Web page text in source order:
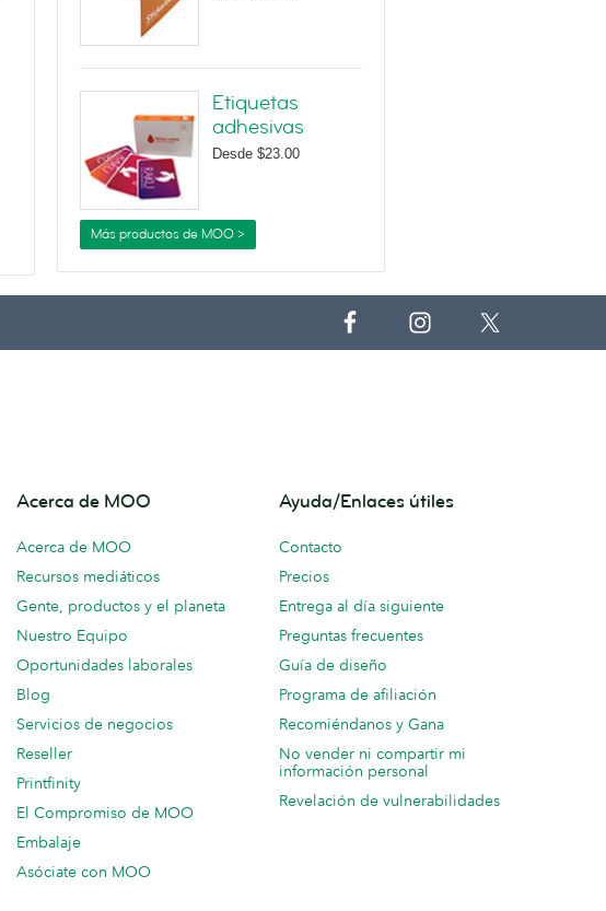
Etiquetas
adhesivas
Desde $23.00
Más productos de MOO >
Acerca de MOO
Acerca de MOO
Recursos mediáticos
Gente, productos y el planeta
Nuestro Equipo
Oportunidades laborales
Blog
Servicios de negocios
Reseller
Printfinity
El Compromiso de MOO
Embalaje
Asóciate con MOO
Ayuda/Enlaces útiles
Contacto
Precios
Entrega al día siguiente
Preguntas frecuentes
Guía de diseño
Programa de afiliación
Recomiéndanos y Gana
No vender ni compartir mi
información personal
Revelación de vulnerabilidades